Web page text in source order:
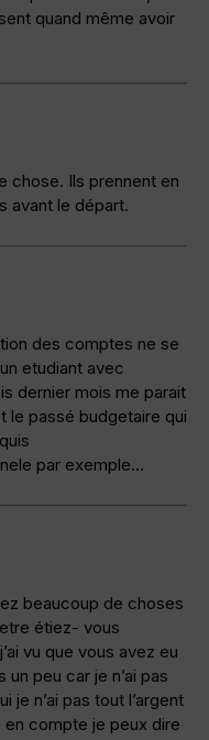
quand même avoir
chose. Ils prennent en
avant le départ.
des comptes ne se
etudiant avec
dernier mois me parait
le passé budgetaire qui
par exemple…
beaucoup de choses
étiez- vous
vu que vous avez eu
peu car je n’ai pas
je n’ai pas tout l’argent
en compte je peux dire